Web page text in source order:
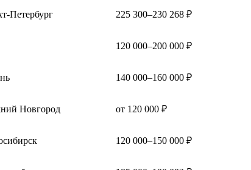
Петербург 225 300–230 268 ₽
120 000–200 000 ₽
140 000–160 000 ₽
Новгород от 120 000 ₽
120 000–150 000 ₽